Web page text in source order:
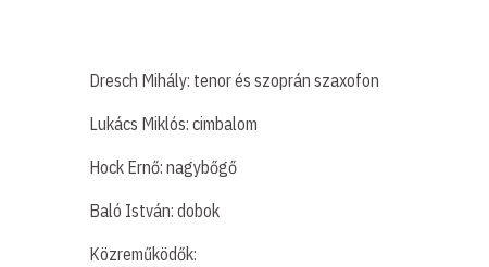
Dresch Mihály: tenor és szoprán szaxofon
Lukács Miklós: cimbalom
Hock Ernő: nagybőgő
Baló István: dobok
Közreműködők: